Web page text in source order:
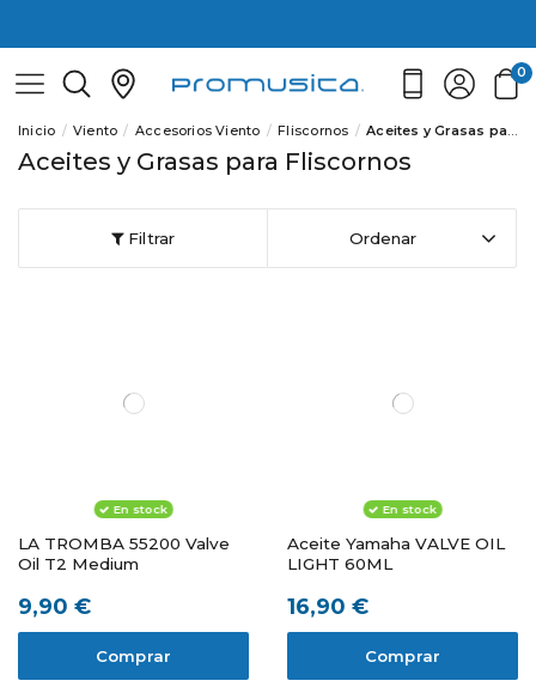
0
Inicio Viento Accesorios Viento Fliscornos Aceites y Grasas para Fliscornos
Aceites y Grasas para Fliscornos
Filtrar Ordenar
En stock
LA TROMBA 55200 Valve
Oil T2 Medium
9,90 €
Comprar
En stock
Aceite Yamaha VALVE OIL
LIGHT 60ML
16,90 €
Comprar